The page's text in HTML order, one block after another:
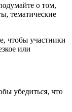
о том,
тематические
чтобы участники
или
убедиться, что